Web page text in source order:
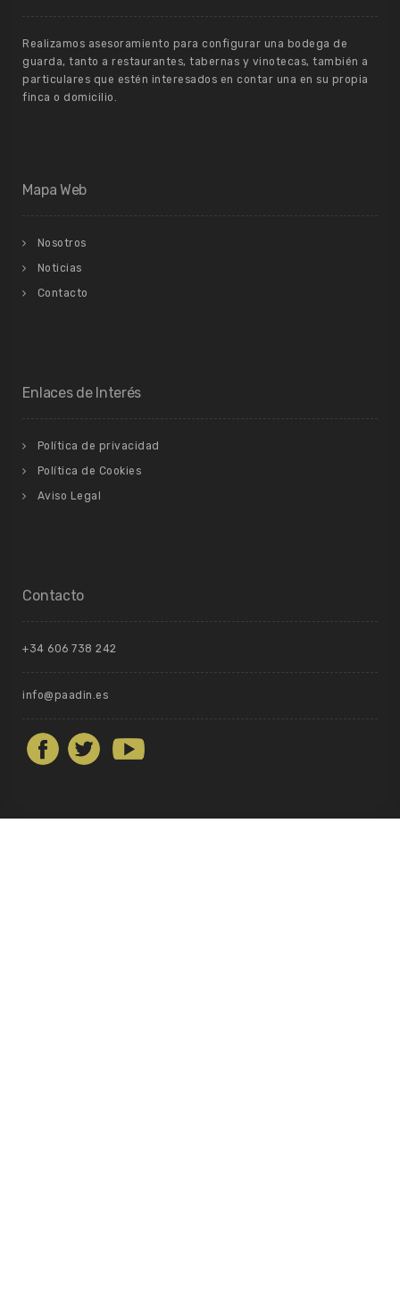
Realizamos asesoramiento para configurar una bodega de
guarda, tanto a restaurantes, tabernas y vinotecas, también a
particulares que estén interesados en contar una en su propia
finca o domicilio.
Mapa Web
Nosotros
Noticias
Contacto
Enlaces de Interés
Política de privacidad
Política de Cookies
Aviso Legal
Contacto
+34 606 738 242
info@paadin.es